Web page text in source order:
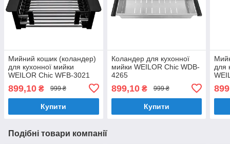
Мийний кошик (коландер)
для кухонної мийки
WEILOR Chic WFB-3021
899,10 ₴ 999 ₴
Купити
Коландер для кухонної
мийки WEILOR Chic WDB-
4265
899,10₴ 999 ₴
Купити
для
Подібні товари компанії